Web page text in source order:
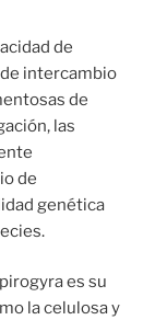
de
intercambio
de
las
de
genética
es su
la celulosa y